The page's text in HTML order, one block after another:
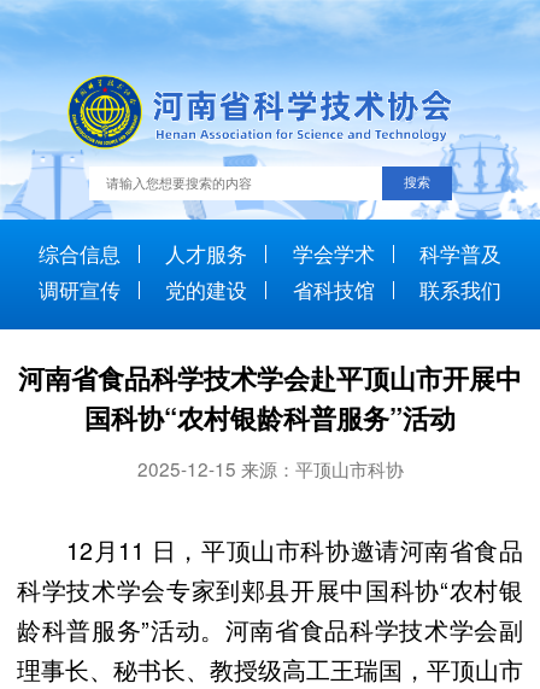
综合信息 人才服务 学会学术
科学普及
调研宣传
党的建设 省科技馆 联系我们
河南省食品科学技术学会赴平顶山市开展中
国科协“农村银龄科普服务”活动
2025-12-15 来源：平顶山市科协
12月11 日，平顶山市科协邀请河南省食品
科学技术学会专家到郏县开展中国科协“农村银
龄科普服务”活动。河南省食品科学技术学会副
理事长、秘书长、教授级高工王瑞国，平顶山市